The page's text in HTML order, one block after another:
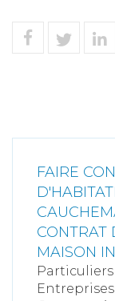
FAIRE
CONTRAT
MAISON
Particuliers
Entreprises